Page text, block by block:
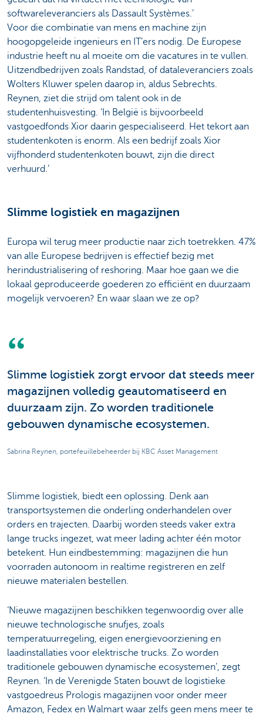
softwareleveranciers als Dassault Systèmes.’
Voor die combinatie van mens en machine zijn
hoogopgeleide ingenieurs en IT’ers nodig. De Europese
industrie heeft nu al moeite om die vacatures in te vullen.
Uitzendbedrijven zoals Randstad, of dataleveranciers zoals
Wolters Kluwer spelen daarop in, aldus Sebrechts.
Reynen, ziet die strijd om talent ook in de
studentenhuisvesting. ‘In België is bijvoorbeeld
vastgoedfonds Xior daarin gespecialiseerd. Het tekort aan
studentenkoten is enorm. Als een bedrijf zoals Xior
vijfhonderd studentenkoten bouwt, zijn die direct
verhuurd.’
Slimme logistiek en magazijnen
Europa wil terug meer productie naar zich toetrekken. 47%
van alle Europese bedrijven is effectief bezig met
herindustrialisering of reshoring. Maar hoe gaan we die
lokaal geproduceerde goederen zo efficiënt en duurzaam
mogelijk vervoeren? En waar slaan we ze op?
Slimme logistiek zorgt ervoor dat steeds meer
magazijnen volledig geautomatiseerd en
duurzaam zijn. Zo worden traditionele
gebouwen dynamische ecosystemen.
Sabrina Reynen, portefeuillebeheerder bij KBC Asset Management
Slimme logistiek, biedt een oplossing. Denk aan
transportsystemen die onderling onderhandelen over
orders en trajecten. Daarbij worden steeds vaker extra
lange trucks ingezet, wat meer lading achter één motor
betekent. Hun eindbestemming: magazijnen die hun
voorraden autonoom in realtime registreren en zelf
nieuwe materialen bestellen.
‘Nieuwe magazijnen beschikken tegenwoordig over alle
nieuwe technologische snufjes, zoals
temperatuurregeling, eigen energievoorziening en
laadinstallaties voor elektrische trucks. Zo worden
traditionele gebouwen dynamische ecosystemen’, zegt
Reynen. ‘In de Verenigde Staten bouwt de logistieke
vastgoedreus Prologis magazijnen voor onder meer
Amazon, Fedex en Walmart waar zelfs geen mens meer te